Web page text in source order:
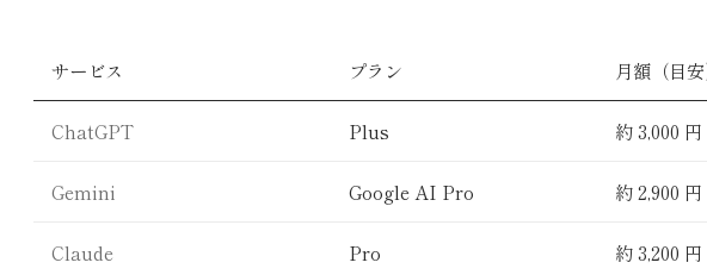
サービス プラン 月額（目安
ChatGPT Plus 約 3,000 円
Gemini Google AI Pro 約 2,900 円
Claude Pro 約 3,200 円